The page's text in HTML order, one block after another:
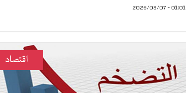
01:01 - 2026/08/07
اقتصاد